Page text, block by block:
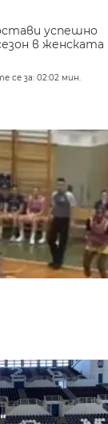
успешно
в женската
се за: 02:02 мин.